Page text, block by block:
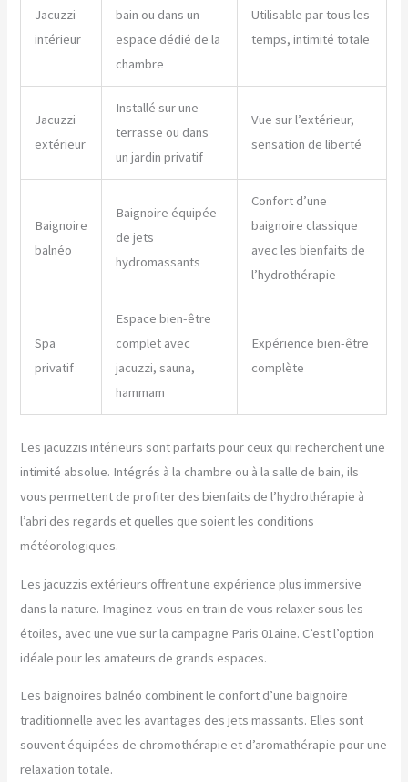
Jacuzzi
intérieur
bain ou dans un
espace dédié de la
chambre
Utilisable par tous les
temps, intimité totale
Jacuzzi
extérieur
Installé sur une
terrasse ou dans
un jardin privatif
Vue sur l’extérieur,
sensation de liberté
Baignoire
balnéo
Baignoire équipée
de jets
hydromassants
Confort d’une
baignoire classique
avec les bienfaits de
l’hydrothérapie
Spa
privatif
Espace bien-être
complet avec
jacuzzi, sauna,
hammam
Expérience bien-être
complète
Les jacuzzis intérieurs sont parfaits pour ceux qui recherchent une
intimité absolue. Intégrés à la chambre ou à la salle de bain, ils
vous permettent de profiter des bienfaits de l’hydrothérapie à
l’abri des regards et quelles que soient les conditions
météorologiques.
Les jacuzzis extérieurs offrent une expérience plus immersive
dans la nature. Imaginez-vous en train de vous relaxer sous les
étoiles, avec une vue sur la campagne Paris 01aine. C’est l’option
idéale pour les amateurs de grands espaces.
Les baignoires balnéo combinent le confort d’une baignoire
traditionnelle avec les avantages des jets massants. Elles sont
souvent équipées de chromothérapie et d’aromathérapie pour une
relaxation totale.